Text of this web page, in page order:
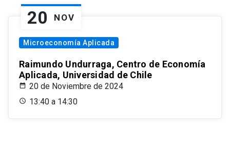
20 NOV
Microeconomía Aplicada
Raimundo Undurraga, Centro de Economía
Aplicada, Universidad de Chile
20 de Noviembre de 2024
13:40 a 14:30